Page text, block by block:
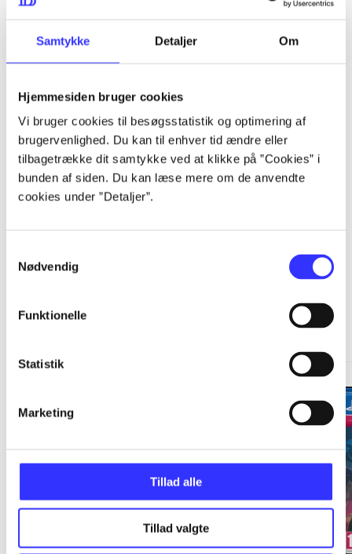
Samtykke Detaljer Om
Hjemmesiden bruger cookies
Vi bruger cookies til besøgsstatistik og optimering af
brugervenlighed. Du kan til enhver tid ændre eller
tilbagetrække dit samtykke ved at klikke på ”Cookies” i
bunden af siden. Du kan læse mere om de anvendte
cookies under ”Detaljer”.
Nødvendig
Funktionelle
Statistik
Marketing
Tillad alle
Tillad valgte
...
...